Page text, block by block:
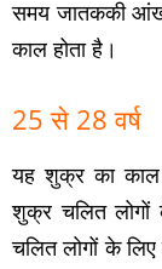
समय जातककी
काल होता है।
25 से 28 वर्ष
यह शुक्र का
शुक्र चलित
चलित लोगों के लिए